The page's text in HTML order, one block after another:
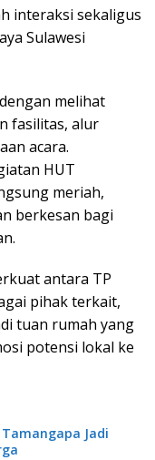
interaksi sekaligus
Sulawesi
melihat
fasilitas, alur
acara.
HUT
meriah,
berkesan bagi
antara TP
pihak terkait,
tuan rumah yang
potensi lokal ke
Tamangapa Jadi